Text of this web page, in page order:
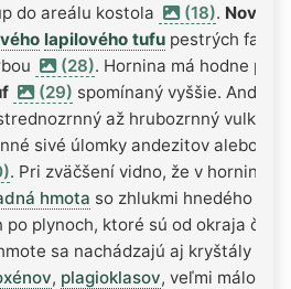
do areálu kostola
(18). Nový
lapilového tufu pestrých
(28). Hornina má hodne
(29) spomínaný vyššie.
až hrubozrnný
sivé úlomky andezitov alebo
. Pri zväčšení vidno, že v hornine
hmota so zhlukmi hnedého
po plynoch, ktoré sú od okraja
sa nachádzajú aj kryštály
, plagioklasov, veľmi málo